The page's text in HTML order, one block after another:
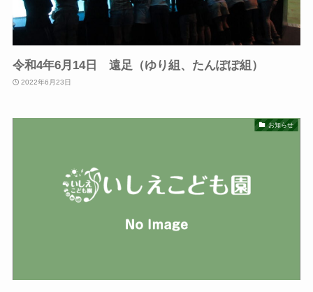
令和4年6月14日 遠足（ゆり組、たんぽぽ組）
2022年6月23日
お知らせ